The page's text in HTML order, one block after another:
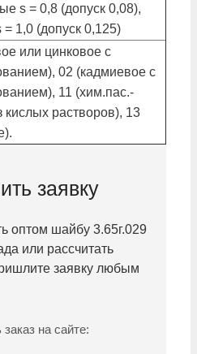
s = 0,8 (допуск 0,08),
1,0 (допуск 0,125)
или цинковое с
02 (кадмиевое с
11 (хим.пас.-
кислых растворов), 13
заявку
оптом шайбу 3.65г.029
или рассчитать
заявку любым
на сайте: